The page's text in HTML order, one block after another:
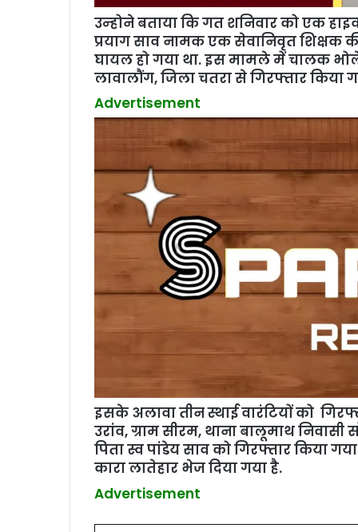
उन्‍होने बताया कि गत शनिवार को एक
प्रयाग साव नामक एक सेवानिवृत शिक्षक
घायल हो गया था. इस मामले में चालक
लावालौंग, जिला चतरा से गिरफ्तार किया
Advertisement
इसके अलावा तीन स्थाई वारंटियों को
उरांव, ग्राम सीरम, थाना बालूमाथ
पिता स्व पांडेय साव को गिरफ्तार किया
कारा लातेहार भेज दिया गया है.
Advertisement